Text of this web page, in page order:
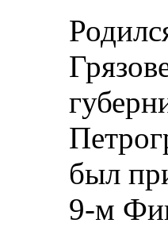
был
9-м